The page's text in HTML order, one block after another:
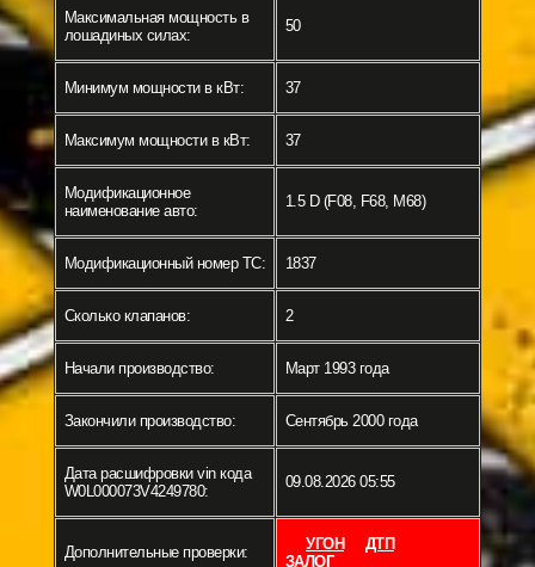
Максимальная мощность в
лошадиных силах:
50
Минимум мощности в кВт: 37
Максимум мощности в кВт: 37
Модификационное
наименование авто:
1.5 D (F08, F68, M68)
Модификационный номер ТС: 1837
Сколько клапанов: 2
Начали производство: Март 1993 года
Закончили производство: Сентябрь 2000 года
Дата расшифровки vin кода
W0L000073V4249780:
09.08.2026 05:55
Дополнительные проверки: УГОН
ДТП
ЗАЛОГ